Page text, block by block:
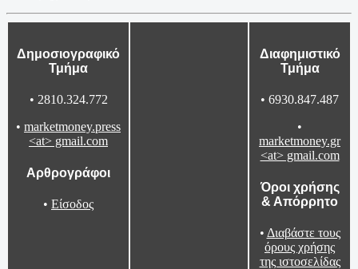
Δημοσιογραφικό
Τμήμα
• 2810.324.772
• marketmoney.press
<at> gmail.com
Αρθρογράφοι
• Είσοδος
Διαφημιστικό
Τμήμα
• 6930.847.487
•
marketmoney.gr
<at> gmail.com
Όροι χρήσης
& Απόρρητο
• Διαβάστε τους
όρους χρήσης
της ιστοσελίδας